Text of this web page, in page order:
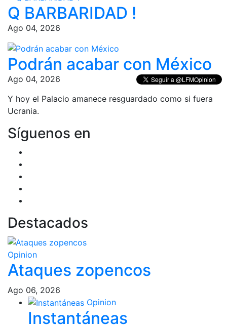
Q BARBARIDAD !
Ago 04, 2026
Podrán acabar con México
Ago 04, 2026
Y hoy el Palacio amanece resguardado como si fuera
Ucrania.
Síguenos en
Destacados
Opinion
Ataques zopencos
Ago 06, 2026
Opinion
Instantáneas